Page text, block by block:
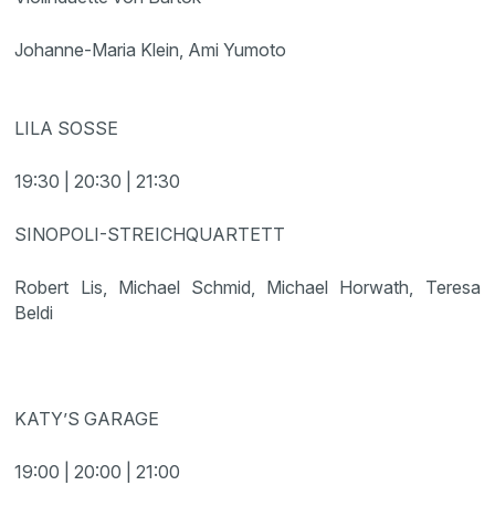
Johanne-Maria Klein, Ami Yumoto
LILA SOSSE
19:30 | 20:30 | 21:30
SINOPOLI-STREICHQUARTETT
Robert Lis, Michael Schmid, Michael Horwath, Teresa
Beldi
KATY’S GARAGE
19:00 | 20:00 | 21:00